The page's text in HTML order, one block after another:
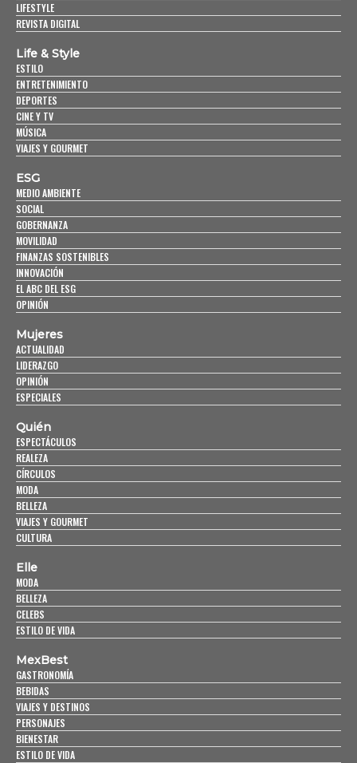
LIFESTYLE
REVISTA DIGITAL
Life & Style
ESTILO
ENTRETENIMIENTO
DEPORTES
CINE Y TV
MÚSICA
VIAJES Y GOURMET
ESG
MEDIO AMBIENTE
SOCIAL
GOBERNANZA
MOVILIDAD
FINANZAS SOSTENIBLES
INNOVACIÓN
EL ABC DEL ESG
OPINIÓN
Mujeres
ACTUALIDAD
LIDERAZGO
OPINIÓN
ESPECIALES
Quién
ESPECTÁCULOS
REALEZA
CÍRCULOS
MODA
BELLEZA
VIAJES Y GOURMET
CULTURA
Elle
MODA
BELLEZA
CELEBS
ESTILO DE VIDA
MexBest
GASTRONOMÍA
BEBIDAS
VIAJES Y DESTINOS
PERSONAJES
BIENESTAR
ESTILO DE VIDA